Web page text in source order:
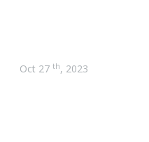
Oct 27 th, 2023